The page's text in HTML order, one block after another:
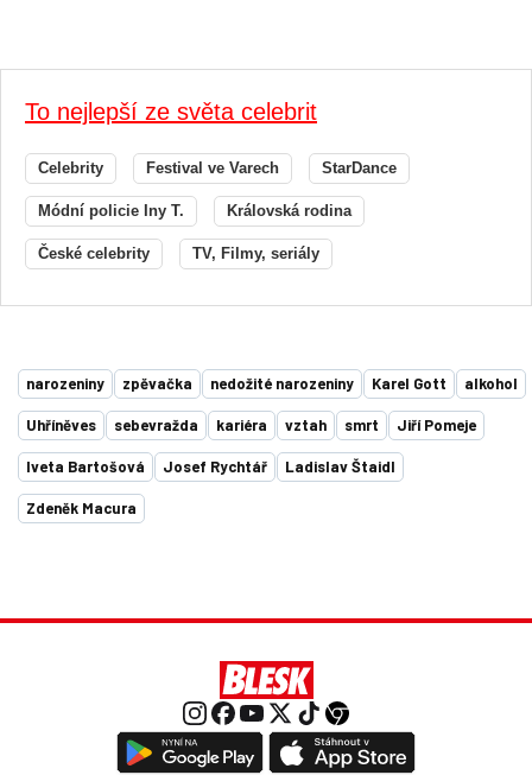
To nejlepší ze světa celebrit
Celebrity Festival ve Varech StarDance
Módní policie Iny T. Královská rodina
České celebrity TV, Filmy, seriály
narozeniny zpěvačka nedožité narozeniny Karel Gott alkohol
Uhříněves sebevražda kariéra vztah smrt Jiří Pomeje
Iveta Bartošová Josef Rychtář Ladislav Štaidl
Zdeněk Macura